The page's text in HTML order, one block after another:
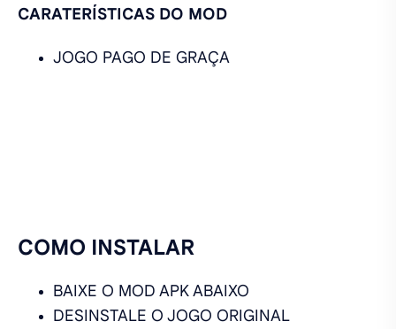
CARATERÍSTICAS DO MOD
JOGO PAGO DE GRAÇA
COMO INSTALAR
BAIXE O MOD APK ABAIXO
DESINSTALE O JOGO ORIGINAL